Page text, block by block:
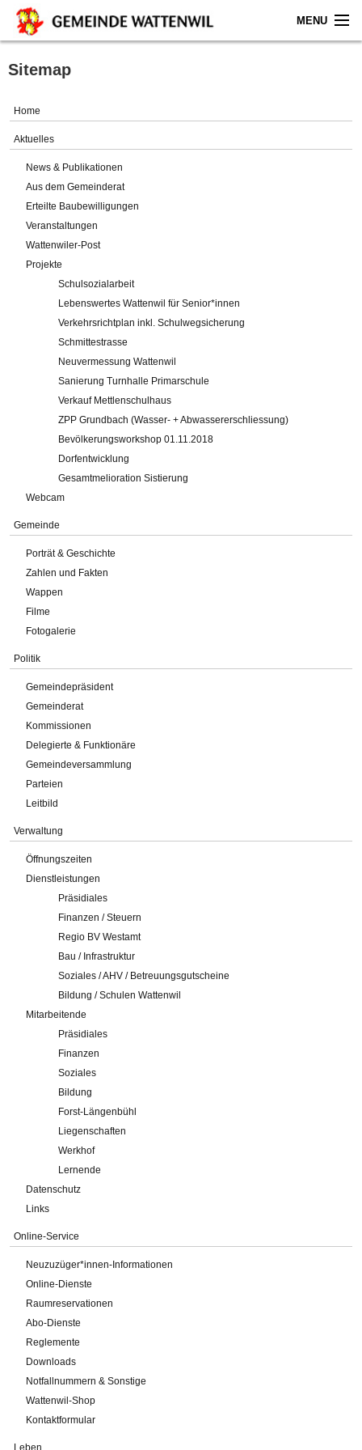
MENU
Home
Gemeinde
Verwaltung
Online-Service
Impressum
Sitemap
Home
Aktuelles
News & Publikationen
Aus dem Gemeinderat
Erteilte Baubewilligungen
Veranstaltungen
Wattenwiler-Post
Projekte
Schulsozialarbeit
Lebenswertes Wattenwil für Senior*innen
Verkehrsrichtplan inkl. Schulwegsicherung
Schmittestrasse
Neuvermessung Wattenwil
Sanierung Turnhalle Primarschule
Verkauf Mettlenschulhaus
ZPP Grundbach (Wasser- + Abwassererschliessung)
Bevölkerungsworkshop 01.11.2018
Dorfentwicklung
Gesamtmelioration Sistierung
Webcam
Gemeinde
Porträt & Geschichte
Zahlen und Fakten
Wappen
Filme
Fotogalerie
Politik
Gemeindepräsident
Gemeinderat
Kommissionen
Delegierte & Funktionäre
Gemeindeversammlung
Parteien
Leitbild
Verwaltung
Öffnungszeiten
Dienstleistungen
Präsidiales
Finanzen / Steuern
Regio BV Westamt
Bau / Infrastruktur
Soziales / AHV / Betreuungsgutscheine
Bildung / Schulen Wattenwil
Mitarbeitende
Präsidiales
Finanzen
Soziales
Bildung
Forst-Längenbühl
Liegenschaften
Werkhof
Lernende
Datenschutz
Links
Online-Service
Neuzuzüger*innen-Informationen
Online-Dienste
Raumreservationen
Abo-Dienste
Reglemente
Downloads
Notfallnummern & Sonstige
Wattenwil-Shop
Kontaktformular
Leben